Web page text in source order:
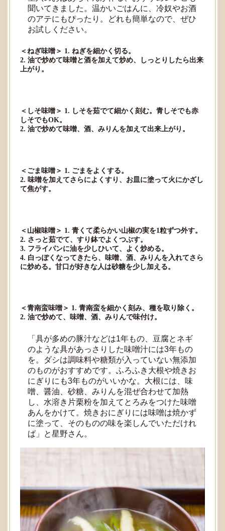
聞いてきました。温かいごはんに、冷奴やお酒
のアテにもぴったり。どれも簡単なので、ぜひ
お試しください。
＜ねぎ味噌＞ 1. ねぎを細かく切る。
2. 油で炒めて味噌と酒を加えて炒め、しっとりしたら出来
上がり。
＜しそ味噌＞ 1. しそを茹でて細かく刻む。青しそでも赤
しそでもOK。
2. 油で炒めて味噌、酒、みりんを加えて出来上がり。
＜ごま味噌＞ 1. ごまをよくする。
2. 味噌を加えてさらによくすり、お皿に塗って火にかざし
て焦がす。
＜山椒味噌＞ 1. 青くて柔らかい山椒の実を1粒ずつ外す。
2. さっと茹でて、すり鉢でよくつぶす。
3. フライパンに油を少しひいて、よく炒める。
4. 白っぽくなってきたら、味噌、酒、みりんを入れてさら
に炒める。甘口が好きな人は砂糖を少し加える。
＜青南蛮味噌＞ 1. 青南蛮を細かく刻み、種を取り除く。
2. 油で炒めて、味噌、酒、みりんで味付け。
「具が多めの豚汁などは1年もの、豆腐とネギ
のような具があっさりした味噌汁には3年もの
を。ダシは調味料や糖類が入っていない無添加
のものがおすすめです。ふろふき大根や焼きお
にぎりにも3年ものがいいかな。大根には、味
噌、醤油、砂糖、みりんを混ぜ合わせて加熱
し、水溶き片栗粉を加えてとろみをつけた味噌
あんをかけて。焼きおにぎりには味噌は焼かず
に塗って、そのものの味を楽しんでいただけれ
ば」と星野さん。